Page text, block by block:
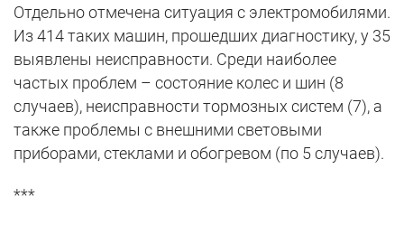
Отдельно отмечена ситуация с электромобилями.
Из 414 таких машин, прошедших диагностику, у 35
выявлены неисправности. Среди наиболее
частых проблем – состояние колес и шин (8
случаев), неисправности тормозных систем (7), а
также проблемы с внешними световыми
приборами, стеклами и обогревом (по 5 случаев).
***